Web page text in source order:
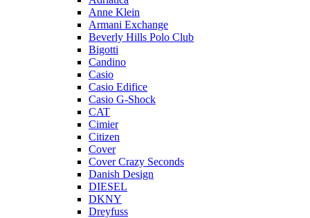
Anne Klein
Armani Exchange
Beverly Hills Polo Club
Bigotti
Candino
Casio
Casio Edifice
Casio G-Shock
CAT
Cimier
Citizen
Cover
Cover Crazy Seconds
Danish Design
DIESEL
DKNY
Dreyfuss